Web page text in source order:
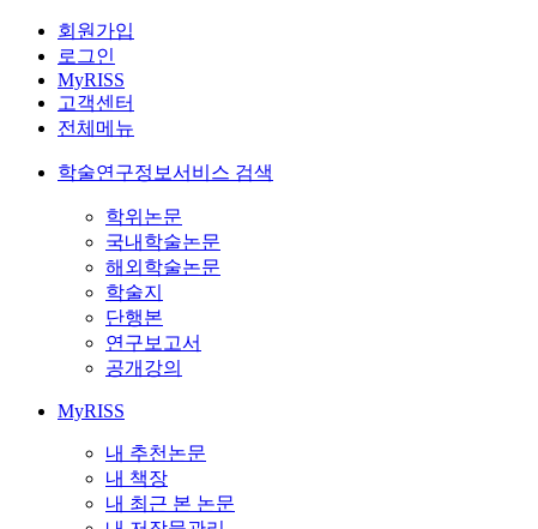
회원가입
로그인
MyRISS
고객센터
전체메뉴
학술연구정보서비스 검색
학위논문
국내학술논문
해외학술논문
학술지
단행본
연구보고서
공개강의
MyRISS
내 추천논문
내 책장
내 최근 본 논문